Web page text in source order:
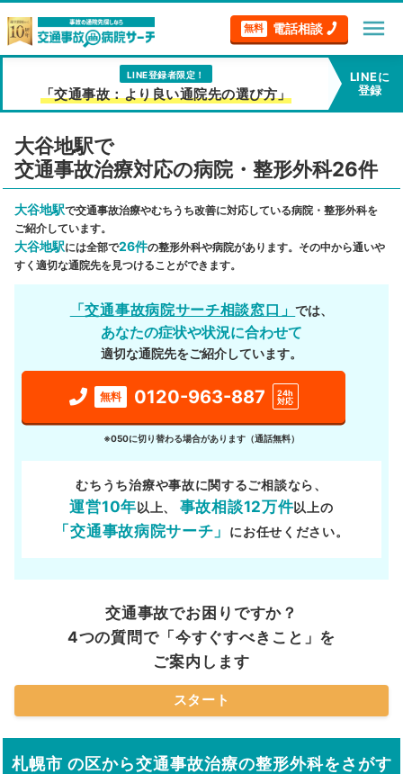
無料 電話相談 menu
LINE登録者限定！
「交通事故：より良い通院先の選び方」
LINEに
登録
大谷地駅で
交通事故治療対応の病院・整形外科26件
大谷地駅で交通事故治療やむちうち改善に対応している病院・整形外科を
ご紹介しています。
大谷地駅には全部で26件の整形外科や病院があります。その中から通いや
すく適切な通院先を見つけることができます。
「交通事故病院サーチ相談窓口」では、
あなたの症状や状況に合わせて
適切な通院先をご紹介しています。
無料 0120-963-887
24h
対応
※050に切り替わる場合があります（通話無料）
むちうち治療や事故に関するご相談なら、
運営10年以上、 事故相談12万件以上の
「交通事故病院サーチ」 にお任せください。
交通事故でお困りですか？
4つの質問で「今すぐすべきこと」を
ご案内します
スタート
札幌市 の区から交通事故治療の整形外科をさがす